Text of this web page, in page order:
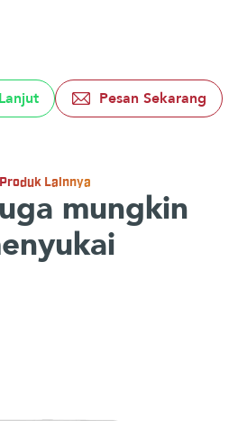
Pesan Sekarang
Produk Lainnya
mungkin